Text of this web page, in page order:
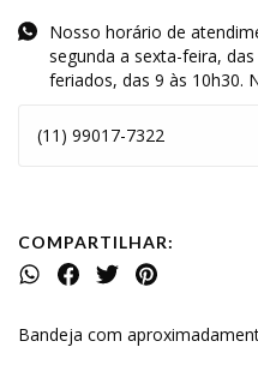
Nosso horário de
segunda a sexta-feira,
feriados, das 9 às 10h30.
(11) 99017-7322
COMPARTILHAR:
Bandeja com